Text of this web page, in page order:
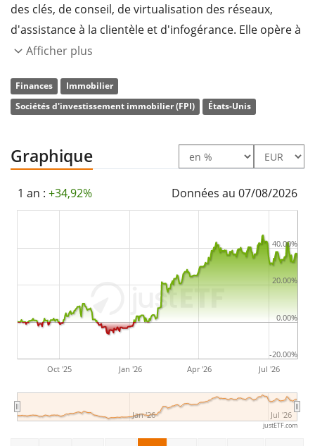
des clés, de conseil, de virtualisation des réseaux,
d'assistance à la clientèle et d'infogérance. Elle opère à
travers les segments géographiques suivants :
Pacifique. La société a été fondée par Jay Steven
Adelson et Albert M. Avery, IV, le 22 juin 1998, et son
Afficher plus
Finances
Immobilier
Sociétés d'investissement immobilier (FPI)
États-Unis
Graphique
1 an : +34,92% Données au 07/08/2026
Oct '25 Jan '26 Apr '26 Jul '26
Jan '26 Jul '26
-20.00%
0.00%
20.00%
40.00%
justETF.com